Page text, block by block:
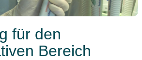
für den
Bereich